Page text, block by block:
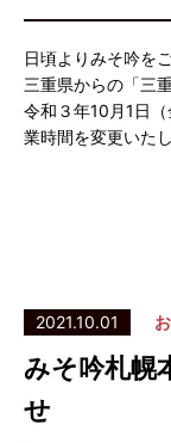
日頃よりみそ吟を
三重県からの「三
令和３年10月1日
業時間を変更いた
2021.10.01
みそ吟札幌
せ